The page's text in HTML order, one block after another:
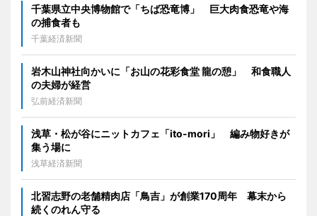
千葉県立中央博物館で「ちば恐竜博」 巨大肉食恐竜や海
の捕食者も
千葉経済新聞
岩木山神社向かいに「お山の花彩食堂 龍の憩」 和食職人
の夫婦が経営
弘前経済新聞
浅草・松が谷にニットカフェ「ito-mori」 編み物好きが
集う場に
浅草経済新聞
北習志野の老舗精肉店「鳥吉」が創業170周年 幕末から
続くのれん守る